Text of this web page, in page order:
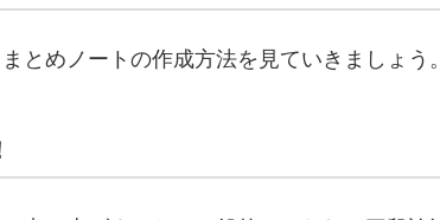
とめノートの作成方法を見ていきましょう。